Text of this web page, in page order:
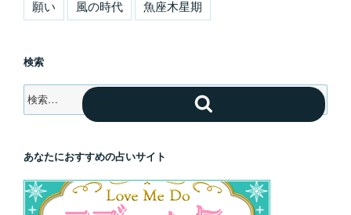
願い 風の時代 魚座木星期
検索
検
索:
索
あなたにおすすめの占いサイト